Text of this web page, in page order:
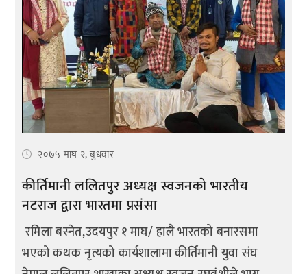
२०७५ माघ २, बुधवार
कीर्तिमानी ललितपुर अध्यक्ष स्वजनकाे भारतीय
नटराज द्वारा भारतमा प्रसंसा
रमिला बस्नेत,उदयपुर १ माघ/ हालै भारतको बनारसमा
भएको कथक नृत्यको कार्यशालामा कीर्तिमानी युवा संघ